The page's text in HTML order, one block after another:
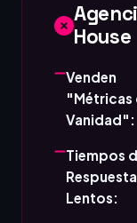
House
Venden
"Métricas
Vanidad":
Tiempos
Respuesta
Lentos: